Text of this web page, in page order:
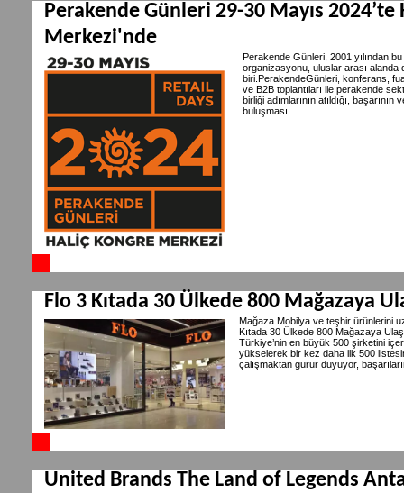
Perakende Günleri 29-30 Mayıs 2024’te
Merkezi'nde
Perakende Günleri, 2001 yılından
organizasyonu, uluslar arası alanda
biri.PerakendeGünleri, konferans,
ve B2B toplantıları ile perakende
birliği adımlarının atıldığı,
buluşması.
Flo 3 Kıtada 30 Ülkede 800 Mağazaya
Mağaza Mobilya ve teşhir ürünlerini
Kıtada 30 Ülkede 800 Mağazaya
Türkiye’nin en büyük 500 şirketini
yükselerek bir kez daha ilk 500
çalışmaktan gurur duyuyor,
United Brands The Land of Legends